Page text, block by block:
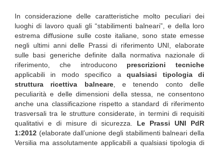
In considerazione delle caratteristiche molto peculiari dei
luoghi di lavoro quali gli “stabilimenti balneari”, e della loro
estrema diffusione sulle coste italiane, sono state emesse
negli ultimi anni delle Prassi di riferimento UNI, elaborate
sulle basi generiche definite dalla normativa nazionale di
riferimento, che introducono prescrizioni tecniche
applicabili in modo specifico aqualsiasi tipologia di
struttura ricettiva balneare, e tenendo conto delle
peculiarità e delle dimensioni della stessa, ne consentono
anche una classificazione rispetto a standard di riferimento
trasversali tra le strutture considerate, in termini di requisiti
qualitativi e di misure di sicurezza. Le Prassi UNI PdR
1:2012 (elaborate dall’unione degli stabilimenti balneari della
Versilia ma assolutamente applicabili a qualsiasi tipologia di